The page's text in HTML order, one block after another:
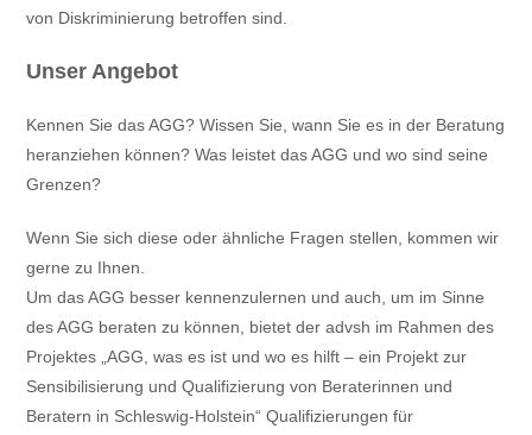
von Diskriminierung betroffen sind.
Unser Angebot
Kennen Sie das AGG? Wissen Sie, wann Sie es in der Beratung
heranziehen können? Was leistet das AGG und wo sind seine
Grenzen?
Wenn Sie sich diese oder ähnliche Fragen stellen, kommen wir
gerne zu Ihnen.
Um das AGG besser kennenzulernen und auch, um im Sinne
des AGG beraten zu können, bietet der advsh im Rahmen des
Projektes „AGG, was es ist und wo es hilft – ein Projekt zur
Sensibilisierung und Qualifizierung von Beraterinnen und
Beratern in Schleswig-Holstein“ Qualifizierungen für